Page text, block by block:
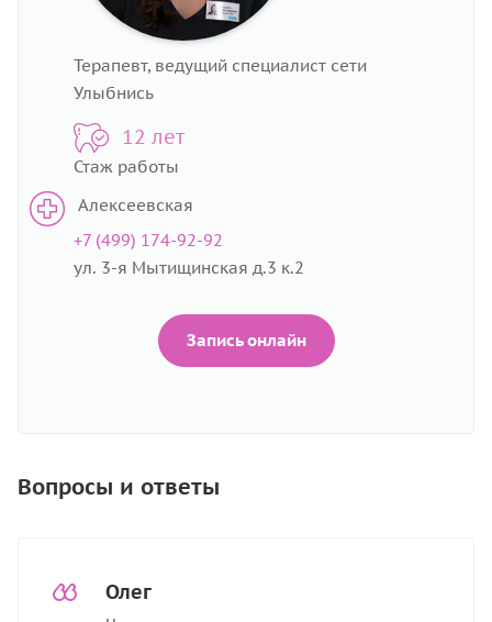
Терапевт, ведущий специалист сети
Улыбнись
12 лет
Стаж работы
Алексеевская
+7 (499) 174-92-92
ул. 3-я Мытищинская д.3 к.2
Запись онлайн
Вопросы и ответы
Олег